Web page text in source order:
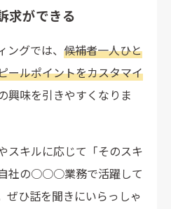
求ができる
グでは、 候補者一人ひと
ールポイントをカスタマイ
興味を引きやすくなりま
スキルに応じて「そのスキ
社の○○○業務で活躍して
ぜひ話を聞きにいらっしゃ